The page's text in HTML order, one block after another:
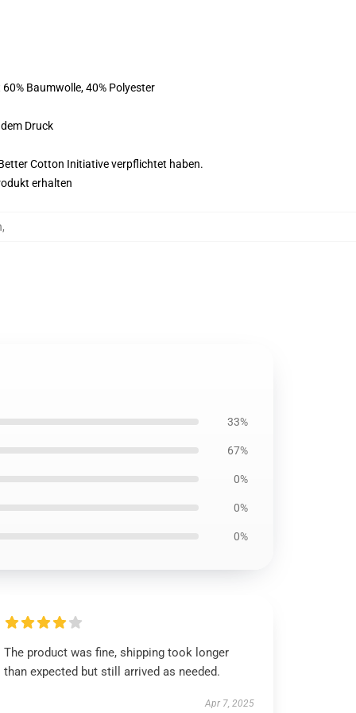
Baumwolle, 40% Polyester
Druck
Cotton Initiative verpflichtet haben.
erhalten
,
33%
67%
0%
0%
0%
The product was fine, shipping took longer
than expected but still arrived as needed.
Apr 7, 2025